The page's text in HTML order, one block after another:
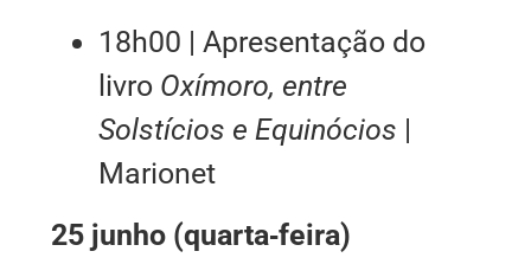
18h00 | Apresentação do
livro Oxímoro, entre
Solstícios e Equinócios |
Marionet
25 junho (quarta‑feira)